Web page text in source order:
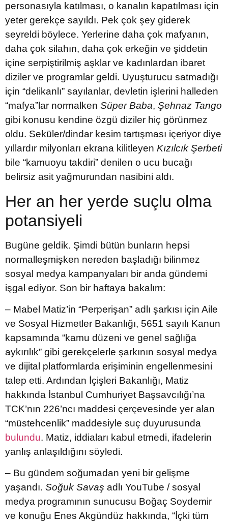
personasıyla katılması, o kanalın kapatılması için
yeter gerekçe sayıldı. Pek çok şey giderek
seyreldi böylece. Yerlerine daha çok mafyanın,
daha çok silahın, daha çok erkeğin ve şiddetin
içine serpiştirilmiş aşklar ve kadınlardan ibaret
diziler ve programlar geldi. Uyuşturucu satmadığı
için “delikanlı” sayılanlar, devletin işlerini halleden
“mafya”lar normalken Süper Baba, Şehnaz Tango
gibi konusu kendine özgü diziler hiç görünmez
oldu. Seküler/dindar kesim tartışması içeriyor diye
yıllardır milyonları ekrana kilitleyen Kızılcık Şerbeti
bile “kamuoyu takdiri” denilen o ucu bucağı
belirsiz asit yağmurundan nasibini aldı.
Her an her yerde suçlu olma
potansiyeli
Bugüne geldik. Şimdi bütün bunların hepsi
normalleşmişken nereden başladığı bilinmez
sosyal medya kampanyaları bir anda gündemi
işgal ediyor. Son bir haftaya bakalım:
– Mabel Matiz’in “Perperişan” adlı şarkısı için Aile
ve Sosyal Hizmetler Bakanlığı, 5651 sayılı Kanun
kapsamında “kamu düzeni ve genel sağlığa
aykırılık” gibi gerekçelerle şarkının sosyal medya
ve dijital platformlarda erişiminin engellenmesini
talep etti. Ardından İçişleri Bakanlığı, Matiz
hakkında İstanbul Cumhuriyet Başsavcılığı’na
TCK’nın 226’ncı maddesi çerçevesinde yer alan
“müstehcenlik” maddesiyle suç duyurusunda
bulundu. Matiz, iddiaları kabul etmedi, ifadelerin
yanlış anlaşıldığını söyledi.
– Bu gündem soğumadan yeni bir gelişme
yaşandı. Soğuk Savaş adlı YouTube / sosyal
medya programının sunucusu Boğaç Soydemir
ve konuğu Enes Akgündüz hakkında, “İçki tüm